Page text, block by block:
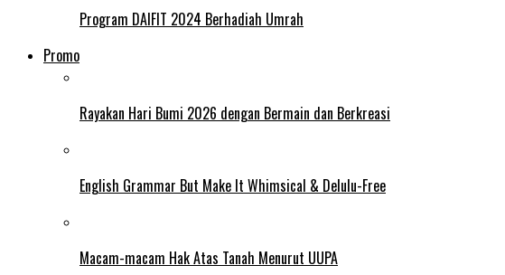
Program DAIFIT 2024 Berhadiah Umrah
Promo
Rayakan Hari Bumi 2026 dengan Bermain dan Berkreasi
English Grammar But Make It Whimsical & Delulu-Free
Macam-macam Hak Atas Tanah Menurut UUPA